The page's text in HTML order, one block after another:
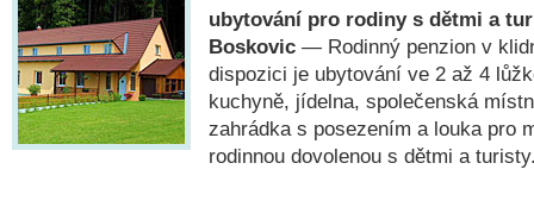
ubytování pro rodiny s dětmi a
Boskovic — Rodinný penzion v
dispozici je ubytování ve 2 až 4
kuchyně, jídelna, společenská
zahrádka s posezením a louka pro
rodinnou dovolenou s dětmi a